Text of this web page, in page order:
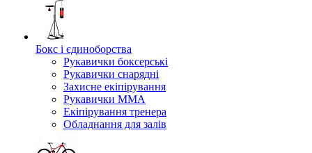
Бокс і єдиноборства
Рукавички боксерські
Рукавички снарядні
Захисне екіпірування
Рукавички ММА
Екіпірування тренера
Обладнання для залів